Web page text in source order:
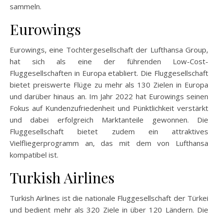
sammeln.
Eurowings
Eurowings, eine Tochtergesellschaft der Lufthansa Group,
hat sich als eine der führenden Low-Cost-
Fluggesellschaften in Europa etabliert. Die Fluggesellschaft
bietet preiswerte Flüge zu mehr als 130 Zielen in Europa
und darüber hinaus an. Im Jahr 2022 hat Eurowings seinen
Fokus auf Kundenzufriedenheit und Pünktlichkeit verstärkt
und dabei erfolgreich Marktanteile gewonnen. Die
Fluggesellschaft bietet zudem ein attraktives
Vielfliegerprogramm an, das mit dem von Lufthansa
kompatibel ist.
Turkish Airlines
Turkish Airlines ist die nationale Fluggesellschaft der Türkei
und bedient mehr als 320 Ziele in über 120 Ländern. Die